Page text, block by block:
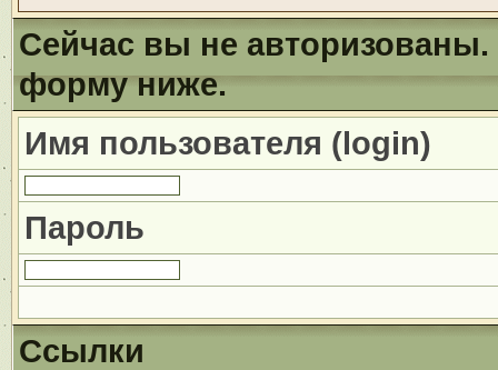
Сейчас вы не авторизованы.
форму ниже.
Имя пользователя (login)
Пароль
Ссылки